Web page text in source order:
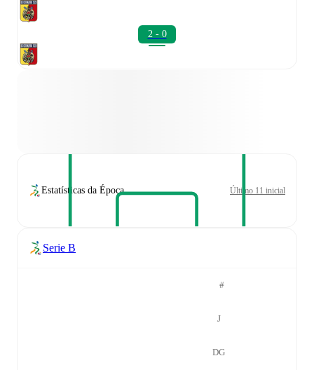
2 - 0
Estatísticas da Época Último 11 inicial
Serie B
#
J
DG